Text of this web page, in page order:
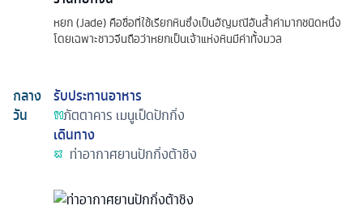
หยก (Jade) คือชื่อที่ใช้เรียกหินซึ่งเป็นอัญมณีอันล้ำค่ามากชนิดหนึ่ง
โดยเฉพาะชาวจีนถือว่าหยกเป็นเจ้าแห่งหินมีค่าทั้งมวล
กลาง
วัน
รับประทานอาหาร
ภัตตาคาร เมนูเป็ดปักกิ่ง
เดินทาง
ท่าอากาศยานปักกิ่งต้าชิง